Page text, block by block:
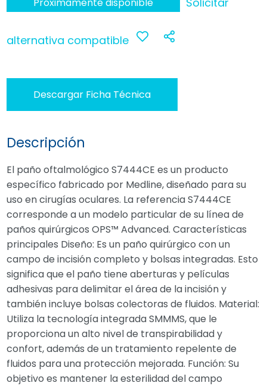
alternativa compatible
a
favoritos
Descargar Ficha Técnica
Descripción
El paño oftalmológico S7444CE es un producto
específico fabricado por Medline, diseñado para su
uso en cirugías oculares. La referencia S7444CE
corresponde a un modelo particular de su línea de
paños quirúrgicos OPS™ Advanced. Características
principales Diseño: Es un paño quirúrgico con un
campo de incisión completo y bolsas integradas. Esto
significa que el paño tiene aberturas y películas
adhesivas para delimitar el área de la incisión y
también incluye bolsas colectoras de fluidos. Material:
Utiliza la tecnología integrada SMMMS, que le
proporciona un alto nivel de transpirabilidad y
confort, además de un tratamiento repelente de
fluidos para una protección mejorada. Función: Su
objetivo es mantener la esterilidad del campo